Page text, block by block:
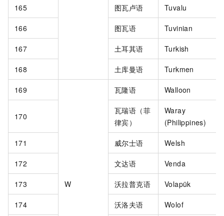
165 图瓦卢语 Tuvalu
166 图瓦语 Tuvinian
167 土耳其语 Turkish
168 土库曼语 Turkmen
169
W
瓦隆语 Walloon
170
瓦瑞语（菲
律宾）
Waray
(Philippines)
171 威尔士语 Welsh
172 文达语 Venda
173 沃拉普克语 Volapük
174 沃洛夫语 Wolof